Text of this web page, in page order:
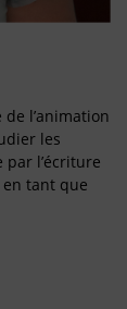
l’animation
les
par l’écriture
en tant que